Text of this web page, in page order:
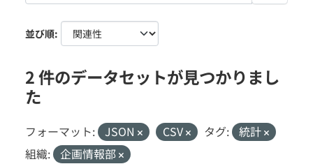
並び順
2 件のデータセットが見つかりまし
た
フォーマット: JSON CSV タグ: 統計
組織:
企画情報部